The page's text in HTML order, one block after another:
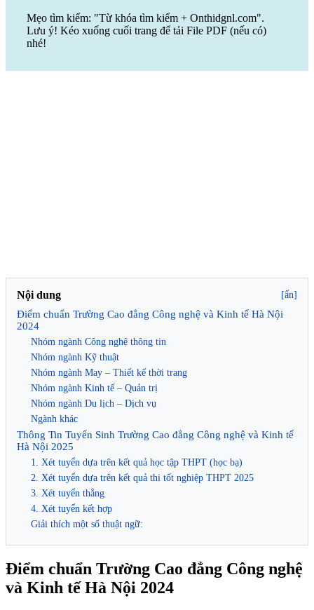
Mẹo tìm kiếm: "Từ khóa tìm kiếm + Onthidgnl.com".
Lưu ý! Kéo xuống cuối trang để tải File PDF (nếu có)
nhé!
Nội dung [ẩn]
Điểm chuẩn Trường Cao đẳng Công nghệ và Kinh tế Hà Nội
2024
Nhóm ngành Công nghệ thông tin
Nhóm ngành Kỹ thuật
Nhóm ngành May – Thiết kế thời trang
Nhóm ngành Kinh tế – Quản trị
Nhóm ngành Du lịch – Dịch vụ
Ngành khác
Thông Tin Tuyển Sinh Trường Cao đẳng Công nghệ và Kinh tế
Hà Nội 2025
1. Xét tuyển dựa trên kết quả học tập THPT (học bạ)
2. Xét tuyển dựa trên kết quả thi tốt nghiệp THPT 2025
3. Xét tuyển thẳng
4. Xét tuyển kết hợp
Giải thích một số thuật ngữ:
Điểm chuẩn Trường Cao đẳng Công nghệ
và Kinh tế Hà Nội 2024